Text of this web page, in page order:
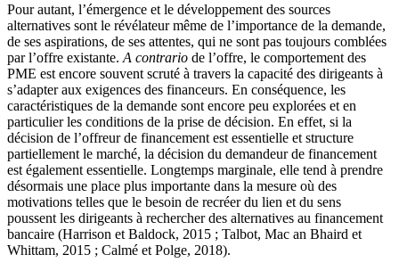
Pour autant, l’émergence et le développement des sources
alternatives sont le révélateur même de l’importance de la demande,
de ses aspirations, de ses attentes, qui ne sont pas toujours comblées
par l’offre existante. A contrario de l’offre, le comportement des
PME est encore souvent scruté à travers la capacité des dirigeants à
s’adapter aux exigences des financeurs. En conséquence, les
caractéristiques de la demande sont encore peu explorées et en
particulier les conditions de la prise de décision. En effet, si la
décision de l’offreur de financement est essentielle et structure
partiellement le marché, la décision du demandeur de financement
est également essentielle. Longtemps marginale, elle tend à prendre
désormais une place plus importante dans la mesure où des
motivations telles que le besoin de recréer du lien et du sens
poussent les dirigeants à rechercher des alternatives au financement
bancaire (Harrison et Baldock, 2015 ; Talbot, Mac an Bhaird et
Whittam, 2015 ; Calmé et Polge, 2018).